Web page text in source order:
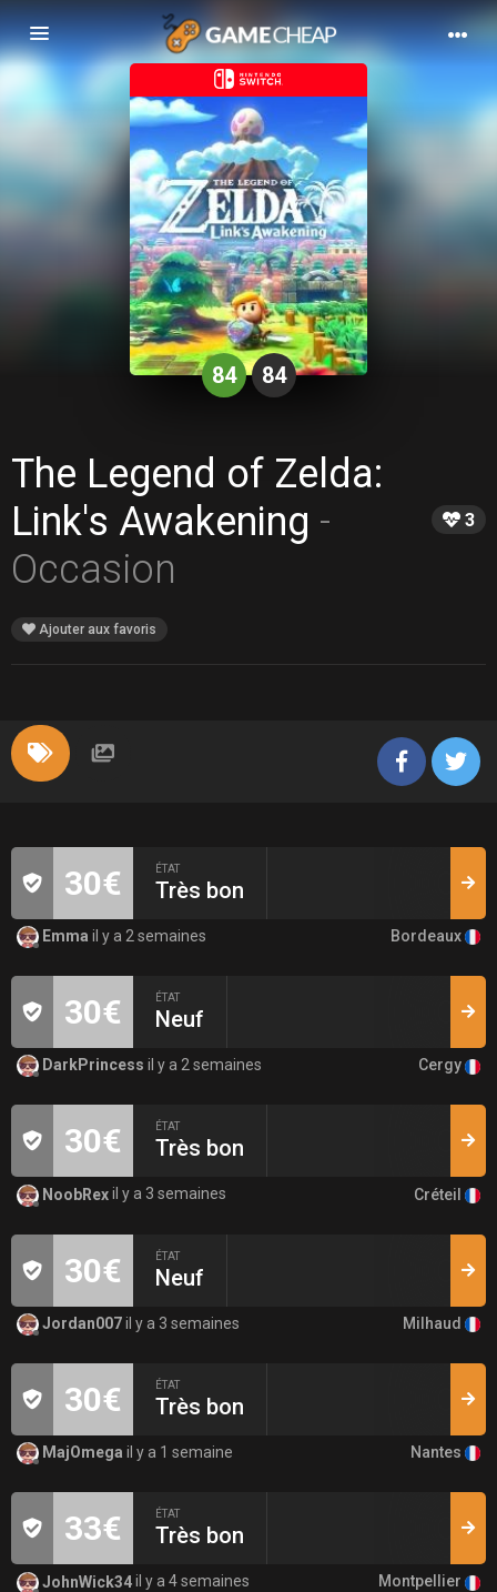
Basculer
la
navigation
84 84
The Legend of Zelda:
Link's Awakening -
Occasion
3
Ajouter aux favoris
30€ ÉTAT
Très bon
Emma il y a 2 semaines Bordeaux
30€ ÉTAT
Neuf
DarkPrincess il y a 2 semaines Cergy
30€ ÉTAT
Très bon
NoobRexil y a 3 semaines Créteil
30€ ÉTAT
Neuf
Jordan007il y a 3 semaines Milhaud
30€ ÉTAT
Très bon
MajOmega il y a 1 semaine Nantes
33€ ÉTAT
Très bon
JohnWick34il y a 4 semaines Montpellier